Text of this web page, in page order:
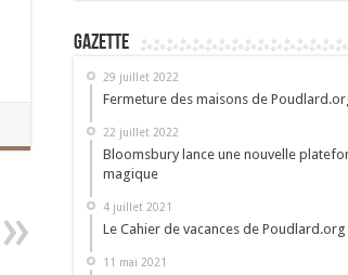
Gazette
29 juillet 2022
Fermeture des maisons de
22 juillet 2022
Bloomsbury lance une nouvelle
magique
4 juillet 2021
Le Cahier de vacances de Poudlard.org
11 mai 2021